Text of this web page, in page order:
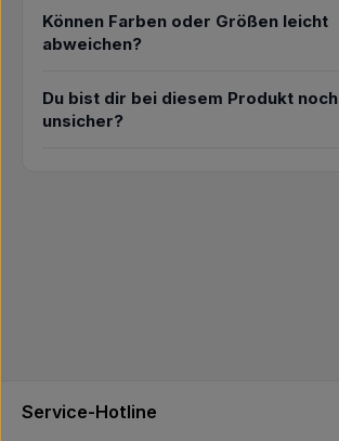
Können Farben oder Größen leicht
abweichen?
Du bist dir bei diesem Produkt noch
unsicher?
Service-Hotline